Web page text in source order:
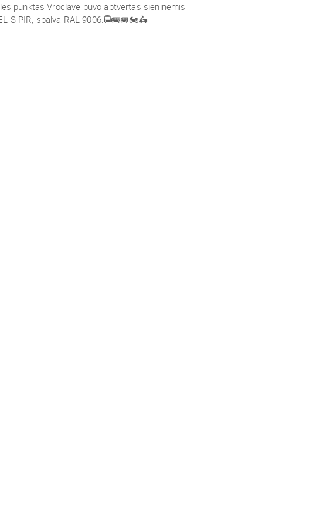
punktas Vroclave buvo aptvertas sieninėmis
S PIR, spalva RAL 9006.🚍🚌🚐🏍🛵